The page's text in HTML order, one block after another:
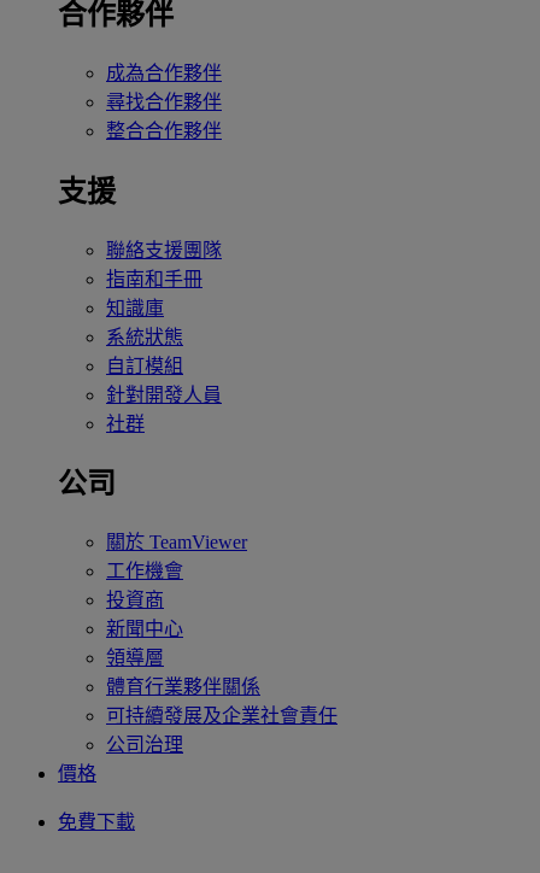
合作夥伴
成為合作夥伴
尋找合作夥伴
整合合作夥伴
支援
聯絡支援團隊
指南和手冊
知識庫
系統狀態
自訂模組
針對開發人員
社群
公司
關於 TeamViewer
工作機會
投資商
新聞中心
領導層
體育行業夥伴關係
可持續發展及企業社會責任
公司治理
價格
免費下載